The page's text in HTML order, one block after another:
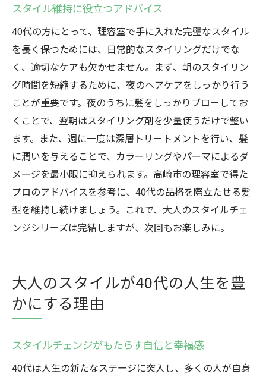
スタイル維持に役立つアドバイス
40代の方にとって、理容室で手に入れた完璧なスタイル
を長く保つためには、日常的なスタイリングだけでな
く、適切なケアも欠かせません。まず、朝のスタイリン
グ時間を短縮するために、夜のヘアケアをしっかり行う
ことが重要です。夜のうちに髪をしっかりブローしてお
くことで、翌朝はスタイリング剤を少量使うだけで整い
ます。また、週に一度は深層トリートメントを行い、髪
に潤いを与えることで、カラーリングやパーマによるダ
メージを最小限に抑えられます。高崎市の理容室で得た
プロのアドバイスを参考に、40代の品格を際立たせる髪
型を維持し続けましょう。これで、大人のスタイルチェ
ンジシリーズは完結しますが、次回もお楽しみに。
大人のスタイルが40代の人生を豊
かにする理由
スタイルチェンジがもたらす自信と幸福感
40代は人生の新たなステージに突入し、多くの人が自身